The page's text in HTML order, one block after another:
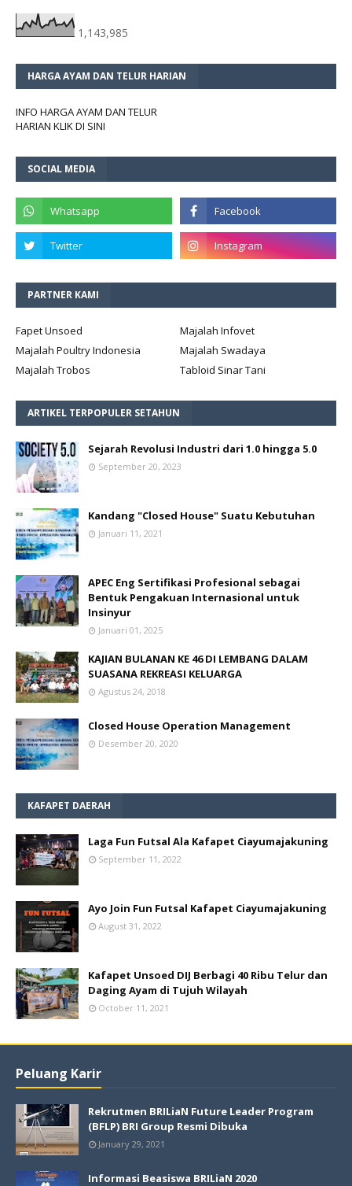
1,143,985
HARGA AYAM DAN TELUR HARIAN
INFO HARGA AYAM DAN TELUR
HARIAN KLIK DI SINI
SOCIAL MEDIA
PARTNER KAMI
Fapet Unsoed
Majalah Infovet
Majalah Poultry Indonesia
Majalah Swadaya
Majalah Trobos
Tabloid Sinar Tani
ARTIKEL TERPOPULER SETAHUN
Sejarah Revolusi Industri dari 1.0 hingga 5.0
September 20, 2023
Kandang "Closed House" Suatu Kebutuhan
Januari 11, 2021
APEC Eng Sertifikasi Profesional sebagai
Bentuk Pengakuan Internasional untuk
Insinyur
Januari 01, 2025
KAJIAN BULANAN KE 46 DI LEMBANG DALAM
SUASANA REKREASI KELUARGA
Agustus 24, 2018
Closed House Operation Management
Desember 20, 2020
KAFAPET DAERAH
Laga Fun Futsal Ala Kafapet Ciayumajakuning
September 11, 2022
Ayo Join Fun Futsal Kafapet Ciayumajakuning
August 31, 2022
Kafapet Unsoed DIJ Berbagi 40 Ribu Telur dan
Daging Ayam di Tujuh Wilayah
October 11, 2021
Peluang Karir
Rekrutmen BRILiaN Future Leader Program
(BFLP) BRI Group Resmi Dibuka
January 29, 2021
Informasi Beasiswa BRILiaN 2020